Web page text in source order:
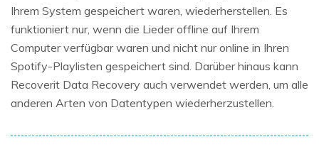
Ihrem System gespeichert waren, wiederherstellen. Es
funktioniert nur, wenn die Lieder offline auf Ihrem
Computer verfügbar waren und nicht nur online in Ihren
Spotify-Playlisten gespeichert sind. Darüber hinaus kann
Recoverit Data Recovery auch verwendet werden, um alle
anderen Arten von Datentypen wiederherzustellen.